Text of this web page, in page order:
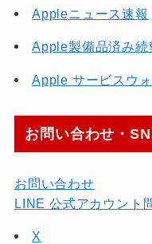
Appleニュース速報
Apple製備品済み続
Apple サービスウ
お問い合わせ・
お問い合わせ
LINE 公式アカウント
X